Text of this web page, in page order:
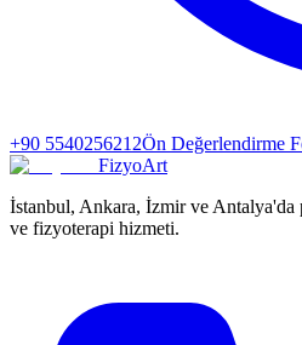
+90 5540256212Ön Değerlendirme
FizyoArt
İstanbul, Ankara, İzmir ve
ve fizyoterapi hizmeti.